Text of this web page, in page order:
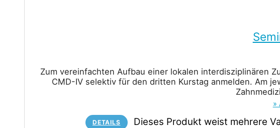
Zum vereinfachten Aufbau einer lokalen interdisziplinären
CMD-IV selektiv für den dritten Kurstag anmelden. Am
»
DETAILS Dieses Produkt weist mehrere